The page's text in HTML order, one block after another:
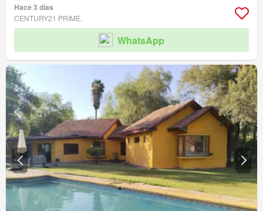
Hace 3 días
CENTURY21 PRIME.
WhatsApp